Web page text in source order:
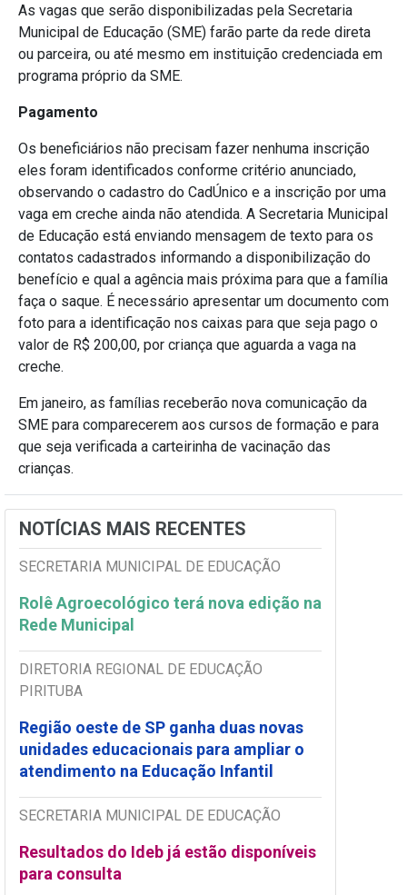
As vagas que serão disponibilizadas pela Secretaria
Municipal de Educação (SME) farão parte da rede direta
ou parceira, ou até mesmo em instituição credenciada em
programa próprio da SME.
Pagamento
Os beneficiários não precisam fazer nenhuma inscrição
eles foram identificados conforme critério anunciado,
observando o cadastro do CadÚnico e a inscrição por uma
vaga em creche ainda não atendida. A Secretaria Municipal
de Educação está enviando mensagem de texto para os
contatos cadastrados informando a disponibilização do
benefício e qual a agência mais próxima para que a família
faça o saque. É necessário apresentar um documento com
foto para a identificação nos caixas para que seja pago o
valor de R$ 200,00, por criança que aguarda a vaga na
creche.
Em janeiro, as famílias receberão nova comunicação da
SME para comparecerem aos cursos de formação e para
que seja verificada a carteirinha de vacinação das
crianças.
NOTÍCIAS MAIS RECENTES
SECRETARIA MUNICIPAL DE EDUCAÇÃO
Rolê Agroecológico terá nova edição na
Rede Municipal
DIRETORIA REGIONAL DE EDUCAÇÃO
PIRITUBA
Região oeste de SP ganha duas novas
unidades educacionais para ampliar o
atendimento na Educação Infantil
SECRETARIA MUNICIPAL DE EDUCAÇÃO
Resultados do Ideb já estão disponíveis
para consulta